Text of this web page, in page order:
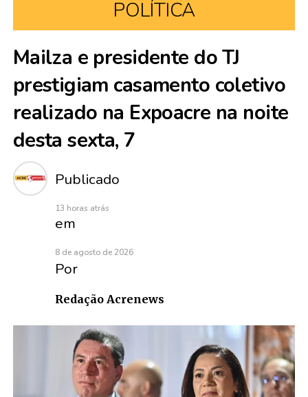
POLÍTICA
Mailza e presidente do TJ
prestigiam casamento coletivo
realizado na Expoacre na noite
desta sexta, 7
Publicado
13 horas atrás
em
8 de agosto de 2026
Por
Redação Acrenews